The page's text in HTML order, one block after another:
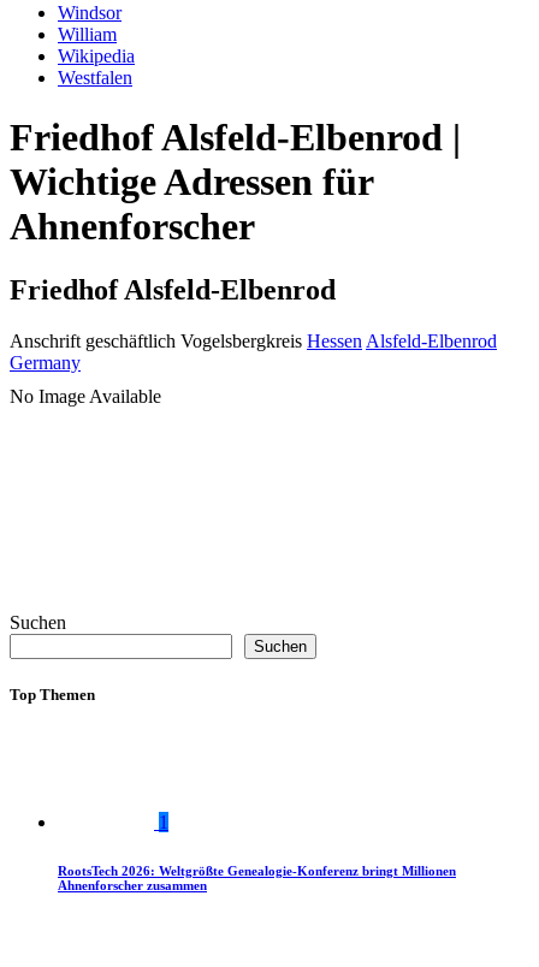
Windsor
William
Wikipedia
Westfalen
Friedhof Alsfeld-Elbenrod |
Wichtige Adressen für
Ahnenforscher
Friedhof Alsfeld-Elbenrod
Anschrift geschäftlich Vogelsbergkreis Hessen Alsfeld-Elbenrod
Germany
No Image Available
Suchen
Suchen
Top Themen
1
RootsTech 2026: Weltgrößte Genealogie-Konferenz bringt Millionen
Ahnenforscher zusammen